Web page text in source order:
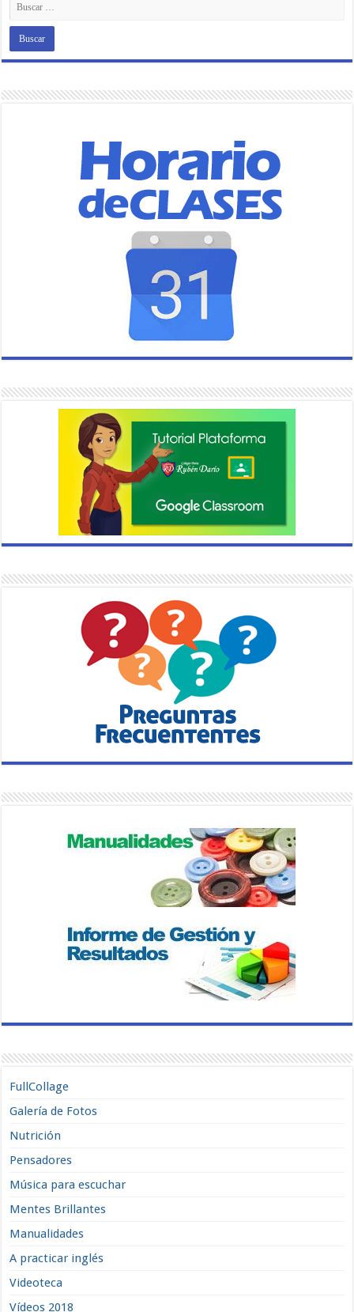
FullCollage
Galería de Fotos
Nutrición
Pensadores
Música para escuchar
Mentes Brillantes
Manualidades
A practicar inglés
Videoteca
Vídeos 2018